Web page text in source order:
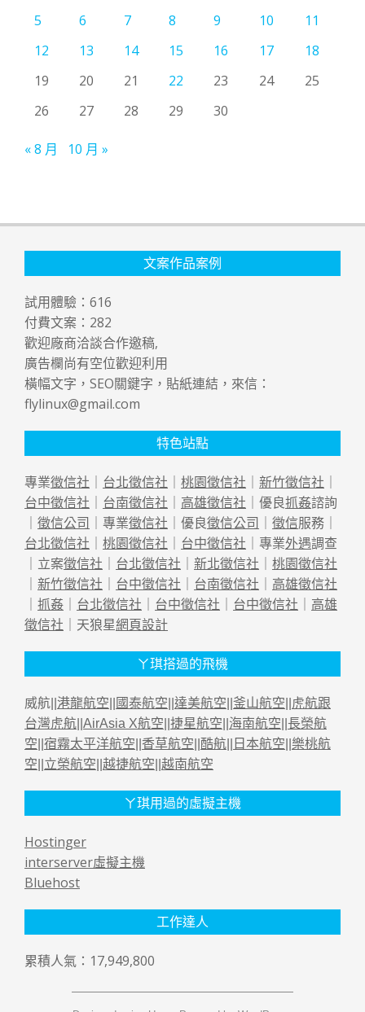
5
6 7 8 9 10
11
12
13 14 15 16 17
18
19
20 21 22 23 24
25
26
27 28 29 30
« 8 月 10 月 »
文案作品案例
試用體驗： 616
付費文案： 282
歡迎廠商洽談合作邀稿,
廣告欄尚有空位歡迎利用
橫幅文字，SEO關鍵字，貼紙連結，來信：
flylinux@gmail.com
特色站點
專業徵信社 台北徵信社 桃園徵信社 新竹徵信社
台中徵信社
台南徵信社 高雄徵信社 ｜優良抓姦諮詢
徵信公司 ｜專業徵信社 ｜優良徵信公司 徵信服務｜
台北徵信社
桃園徵信社 台中徵信社 ｜專業外遇調查
｜立案徵信社 台北徵信社 新北徵信社
桃園徵信社
新竹徵信社 台中徵信社 台南徵信社
高雄徵信社
抓姦 台北徵信社 台中徵信社 台中徵信社
高雄
徵信社 ｜天狼星網頁設計
ㄚ琪搭過的飛機
威航|| 港龍航空 國泰航空 達美航空 釜山航空
虎航跟
台灣虎航 AirAsia X航空 捷星航空 海南航空 長榮航
空 宿霧太平洋航空 香草航空 酷航 日本航空 樂桃航
空 立榮航空 越捷航空 越南航空
ㄚ琪用過的虛擬主機
Hostinger
interserver虛擬主機
Bluehost
工作達人
累積人氣：17,949,800